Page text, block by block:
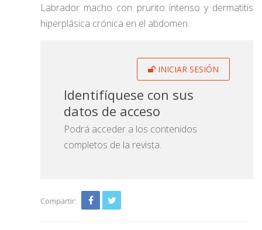
Labrador macho con prurito intenso y dermatitis
hiperplásica crónica en el abdomen.
INICIAR SESIÓN
Identifíquese con sus
datos de acceso
Podrá acceder a los contenidos
completos de la revista.
Compartir: